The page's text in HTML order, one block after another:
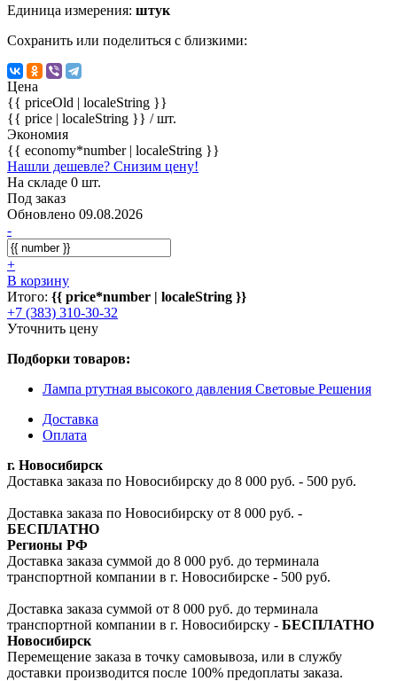
Единица измерения: штук
Сохранить или поделиться с близкими:
Цена
{{ priceOld | localeString }}
{{ price | localeString }} / шт.
Экономия
{{ economy*number | localeString }}
Нашли дешевле? Снизим цену!
На складе 0 шт.
Под заказ
Обновлено 09.08.2026
-
+
В корзину
Итого: {{ price*number | localeString }}
+7 (383) 310-30-32
Уточнить цену
Подборки товаров:
Лампа ртутная высокого давления Световые Решения
Доставка
Оплата
г. Новосибирск
Доставка заказа по Новосибирску до 8 000 руб. - 500 руб.
Доставка заказа по Новосибирску от 8 000 руб. -
БЕСПЛАТНО
Регионы РФ
Доставка заказа суммой до 8 000 руб. до терминала
транспортной компании в г. Новосибирске - 500 руб.
Доставка заказа суммой от 8 000 руб. до терминала
транспортной компании в г. Новосибирску - БЕСПЛАТНО
Новосибирск
Перемещение заказа в точку самовывоза, или в службу
доставки производится после 100% предоплаты заказа.